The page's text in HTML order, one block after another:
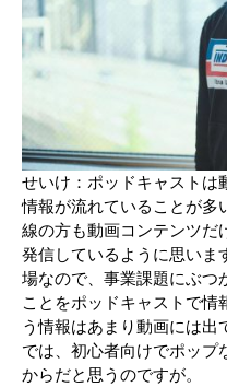
せいけ：ポッドキャストは
情報が流れていることが多
線の方も動画コンテンツだ
発信しているように思いま
場なので、事業課題にぶつ
ことをポッドキャストで
う情報はあまり動画には
では、初心者向けでポップ
からだと思うのですが。